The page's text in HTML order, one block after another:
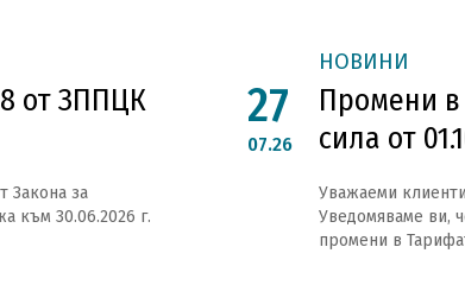
от ЗППЦК
Закона за
към 30.06.2026 г.
НОВИНИ
Промени
сила от
27
07.26
Уважаеми
Уведомяваме ви,
промени в